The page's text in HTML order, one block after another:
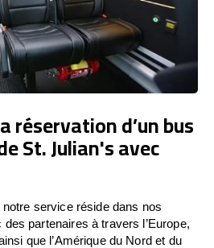
réservation d’un bus
St. Julian's avec
service réside dans nos
partenaires à travers l’Europe,
que l’Amérique du Nord et du